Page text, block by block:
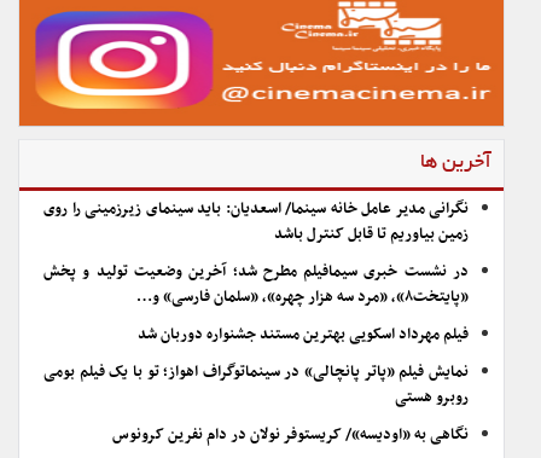
آخرین ها
نگرانی مدیر عامل خانه سینما/ اسعدیان: باید سینمای زیرزمینی را روی
زمین بیاوریم تا قابل کنترل باشد
در نشست خبری سیمافیلم مطرح شد؛ آخرین وضعیت تولید و پخش
«پایتخت۸»، «مرد سه هزار چهره»، «سلمان فارسی» و…
فیلم مهرداد اسکویی بهترین مستند جشنواره دوربان شد
نمایش فیلم «پاتر پانچالی» در سینماتوگراف اهواز؛ تو با یک فیلم بومی
روبرو هستی
نگاهی به «اودیسه»/ کریستوفر نولان در دام نفرین کرونوس